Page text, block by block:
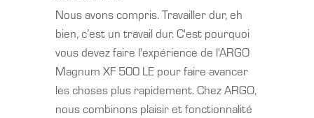
Nous avons compris. Travailler dur, eh
bien, c’est un travail dur. C'est pourquoi
vous devez faire l'expérience de l'ARGO
Magnum XF 500 LE pour faire avancer
les choses plus rapidement. Chez ARGO,
nous combinons plaisir et fonctionnalité